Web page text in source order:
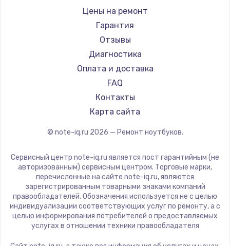
Ремонт ноутбуков iru
Ремонт ноутбуков Machenike
Ремонт ноутбуков DEXP
Ремонт ноутбуков Teclast
Ремонт ноутбуков CHUWI
Ремонт ноутбуков Colorful
Gigabyte
Aorus
Maibenben
Getac
Epson
Philips
LG
Panasonic
ZTE
Hiper
Evga
Google
Echips
Цены на ремонт
Гарантия
Отзывы
Диагностика
Оплата и доставка
FAQ
Контакты
Карта сайта
© note-iq.ru 2026 — Ремонт ноутбуков.
Сервисный центр note-iq.ru является пост гарантийным (не
авторизованным) сервисным центром. Торговые марки,
перечисленные на сайте note-iq.ru, являются
зарегистрированным товарными знаками компаний
правообладателей. Обозначения используется не с целью
индивидуализации соответствующих услуг по ремонту, а с
целью информирования потребителей о предоставляемых
услугах в отношении техники правообладателя